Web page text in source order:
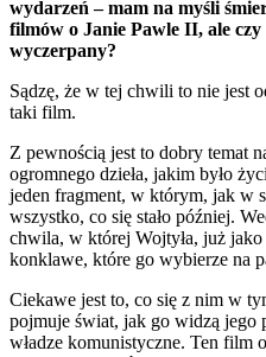
wydarzeń – mam na myśli
filmów o Janie Pawle II, ale czy
wyczerpany?
Sądzę, że w tej chwili to nie jest
taki film.
Z pewnością jest to dobry temat
ogromnego dzieła, jakim było
jeden fragment, w którym, jak w
wszystko, co się stało później.
chwila, w której Wojtyła, już jako
konklawe, które go wybierze na
Ciekawe jest to, co się z nim w
pojmuje świat, jak go widzą
władze komunistyczne. Ten film